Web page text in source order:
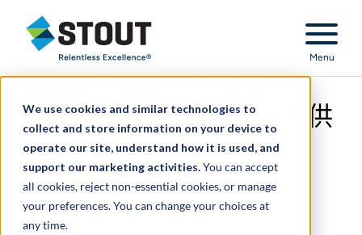
We use cookies and similar technologies to
collect and store information on your device to
operate our site, understand how it is used, and
support our marketing activities.You can accept
all cookies, reject non-essential cookies, or manage
your preferences. You can change your choices at
any time.
Stout Relentless Excellence
Menu
售给 Markon Solutions 提供
咨询
July 29, 2024
分享